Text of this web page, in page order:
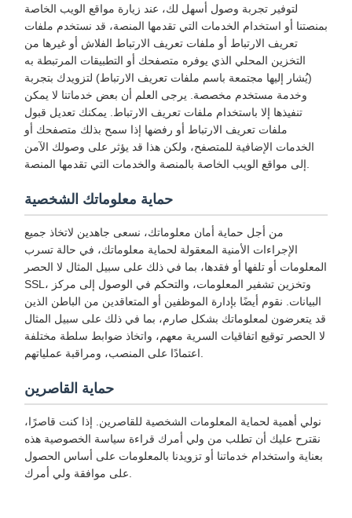
لتوفير تجربة وصول أسهل لك، عند زيارة مواقع الويب الخاصة
بمنصتنا أو استخدام الخدمات التي تقدمها المنصة، قد نستخدم ملفات
تعريف الارتباط أو ملفات تعريف الارتباط الفلاش أو غيرها من
التخزين المحلي الذي يوفره متصفحك أو التطبيقات المرتبطة به
(يُشار إليها مجتمعة باسم ملفات تعريف الارتباط) لتزويدك بتجربة
وخدمة مستخدم مخصصة. يرجى العلم أن بعض خدماتنا لا يمكن
تنفيذها إلا باستخدام ملفات تعريف الارتباط. يمكنك تعديل قبول
ملفات تعريف الارتباط أو رفضها إذا سمح بذلك متصفحك أو
الخدمات الإضافية للمتصفح، ولكن هذا قد يؤثر على وصولك الآمن
حماية معلوماتك الشخصية
من أجل حماية أمان معلوماتك، نسعى جاهدين لاتخاذ جميع
الإجراءات الأمنية المعقولة لحماية معلوماتك، في حالة تسرب
المعلومات أو تلفها أو فقدها، بما في ذلك على سبيل المثال لا الحصر
SSL، وتخزين تشفير المعلومات، والتحكم في الوصول إلى مركز
البيانات. نقوم أيضًا بإدارة الموظفين أو المتعاقدين من الباطن الذين
قد يتعرضون لمعلوماتك بشكل صارم، بما في ذلك على سبيل المثال
لا الحصر توقيع اتفاقيات السرية معهم، واتخاذ ضوابط سلطة مختلفة
حماية القاصرين
نولي أهمية لحماية المعلومات الشخصية للقاصرين. إذا كنت قاصرًا،
نقترح عليك أن تطلب من ولي أمرك قراءة سياسة الخصوصية هذه
بعناية واستخدام خدماتنا أو تزويدنا بالمعلومات على أساس الحصول